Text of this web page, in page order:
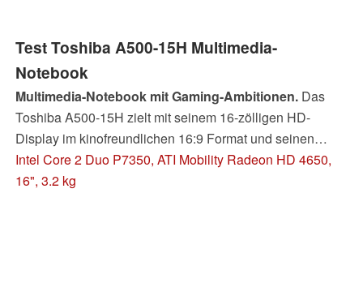
Test Toshiba A500-15H Multimedia-
Notebook
Multimedia-Notebook mit Gaming-Ambitionen.Das
Toshiba A500-15H zielt mit seinem 16-zölligen HD-
Display im kinofreundlichen 16:9 Format und seinen
überdimensionalen Harman/Kardon Lautsprechern
vornehmlich auf Filmenthusiasten ab. Doch aufgrund der
Intel Core 2 Duo P7350, ATI Mobility Radeon HD 4650,
16", 3.2 kg